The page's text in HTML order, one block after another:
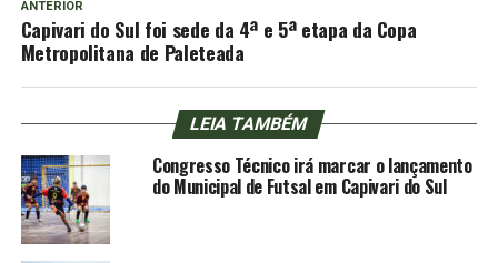
ANTERIOR
Capivari do Sul foi sede da 4ª e 5ª etapa da Copa
Metropolitana de Paleteada
LEIA TAMBÉM
Congresso Técnico irá marcar o lançamento
do Municipal de Futsal em Capivari do Sul